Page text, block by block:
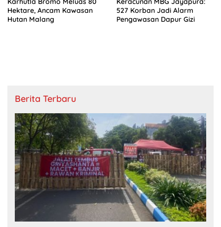
Hektare, Ancam Kawasan
Hutan Malang
527 Korban Jadi Alarm
Pengawasan Dapur Gizi
Berita Terbaru